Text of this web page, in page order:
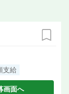
支給
画面へ